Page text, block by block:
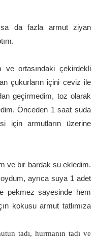
da fazla armut ziyan
ve ortasındaki çekirdekli
çukurların içini ceviz ile
geçirmedim, toz olarak
Önceden 1 saat suda
için armutların üzerine
ve bir bardak su ekledim.
ayrıca suya 1 adet
pekmez sayesinde hem
kokusu armut tatlımıza
tadı, hurmanın tadı ve